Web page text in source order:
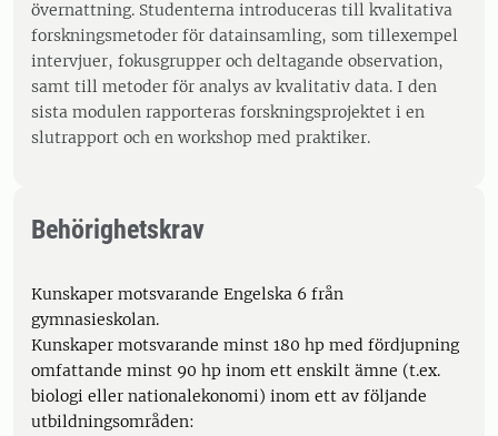
övernattning. Studenterna introduceras till kvalitativa
forskningsmetoder för datainsamling, som tillexempel
intervjuer, fokusgrupper och deltagande observation,
samt till metoder för analys av kvalitativ data. I den
sista modulen rapporteras forskningsprojektet i en
slutrapport och en workshop med praktiker.
Behörighetskrav
Kunskaper motsvarande Engelska 6 från
gymnasieskolan.
Kunskaper motsvarande minst 180 hp med fördjupning
omfattande minst 90 hp inom ett enskilt ämne (t.ex.
biologi eller nationalekonomi) inom ett av följande
utbildningsområden: